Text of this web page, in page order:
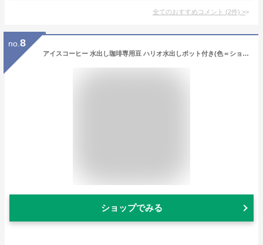
全てのおすすめコメント (2件) >
no. 8
アイスコーヒー 水出し珈琲専用豆 ハリオ水出しポット付き(色＝ショコラブラウン) 水出し珈琲500g付き 送料無料 （沖縄・離島は追加送料700円）
ショップでみる